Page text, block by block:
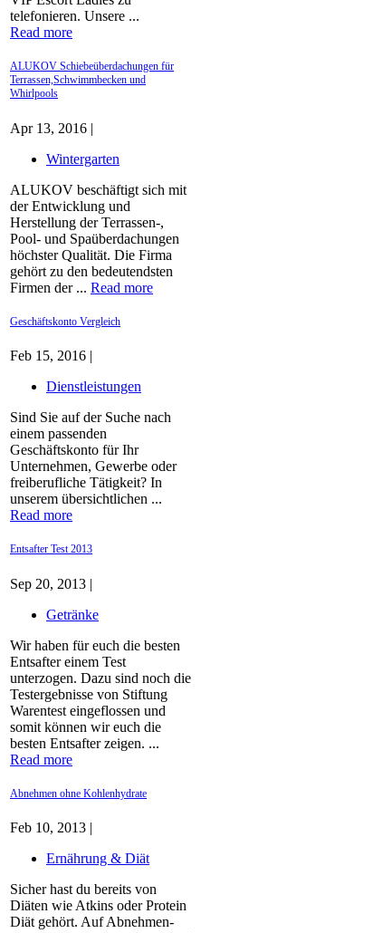
telefonieren. Unsere ...
Read more
ALUKOV Schiebeüberdachungen für
Terrassen,Schwimmbecken und
Whirlpools
Apr 13, 2016 |
Wintergarten
ALUKOV beschäftigt sich mit
der Entwicklung und
Herstellung der Terrassen-,
Pool- und Spaüberdachungen
höchster Qualität. Die Firma
gehört zu den bedeutendsten
Firmen der ... Read more
Geschäftskonto Vergleich
Feb 15, 2016 |
Dienstleistungen
Sind Sie auf der Suche nach
einem passenden
Geschäftskonto für Ihr
Unternehmen, Gewerbe oder
freiberufliche Tätigkeit? In
unserem übersichtlichen ...
Read more
Entsafter Test 2013
Sep 20, 2013 |
Getränke
Wir haben für euch die besten
Entsafter einem Test
unterzogen. Dazu sind noch die
Testergebnisse von Stiftung
Warentest eingeflossen und
somit können wir euch die
besten Entsafter zeigen. ...
Read more
Abnehmen ohne Kohlenhydrate
Feb 10, 2013 |
Ernährung & Diät
Sicher hast du bereits von
Diäten wie Atkins oder Protein
Diät gehört. Auf Abnehmen-